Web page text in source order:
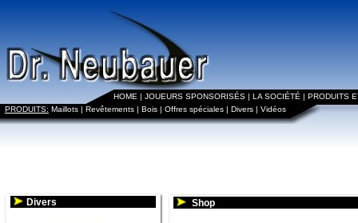
HOME | JOUEURS SPONSORISÉS | LA SOCIÉTÉ | PRODUITS
PRODUITS: Maillots | Revêtements | Bois | Offres spéciales | Divers | Vidéos
Divers Shop